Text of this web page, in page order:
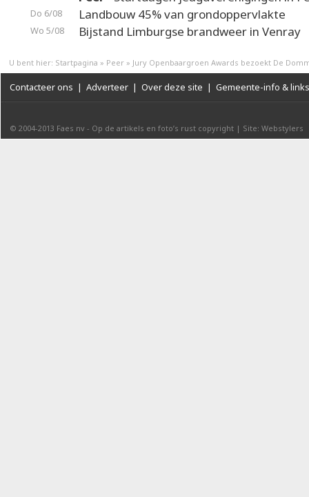
Do 6/08 Landbouw 45% van grondoppervlakte
Wo 5/08 Bijstand Limburgse brandweer in Venray
U bent hier: Startpagina » Peer » Jury Openbaargroen Awards bezoekt De
Contacteer ons | Adverteer | Over deze site | Gemeente-info & links
© 2004-2013 Faes nv - Op de artikels en foto’s rust copyright | Site: Webstylers